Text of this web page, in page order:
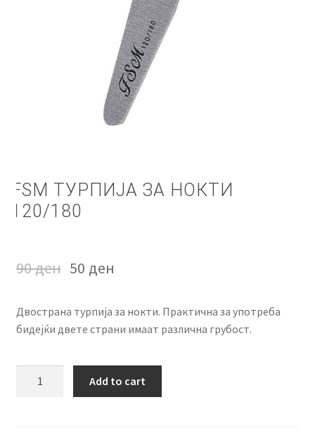
НАШИ БРЕНДОВИ ЗА КОЗМЕТИКА И ФРИЗЕРАЈ
ПОЛИТИКА И УСЛОВИ ЗА КОРИСТЕЊЕ
ПРОИЗВОДИ
КОНТАКТ
FSM ТУРПИЈА ЗА НОКТИ
120/180
90ден 50 ден
Двострана турпија за нокти. Практична за употреба
бидејќи двете страни имаат различна грубост.
Add to cart